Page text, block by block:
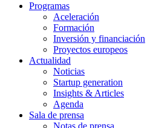
Programas
Aceleración
Formación
Inversión y financiación
Proyectos europeos
Actualidad
Noticias
Startup generation
Insights & Articles
Agenda
Sala de prensa
Notas de prensa